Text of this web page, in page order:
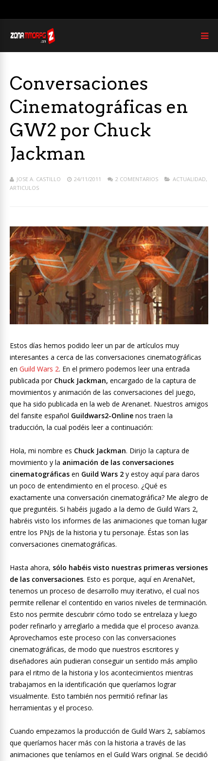
Conversaciones
Cinematográficas en
GW2 por Chuck
Jackman
JOSE A. CASTILLO 24/11/2011 2 COMENTARIOS ACTUALIDAD,
ARTICULOS
Estos días hemos podido leer un par de artículos muy
interesantes a cerca de las conversaciones cinematográficas
en Guild Wars 2. En el primero podemos leer una entrada
publicada por Chuck Jackman, encargado de la captura de
movimientos y animación de las conversaciones del juego,
que ha sido publicada en la web de Arenanet. Nuestros amigos
del fansite español Guildwars2-Online nos traen la
traducción, la cual podéis leer a continuación:
Hola, mi nombre es Chuck Jackman. Dirijo la captura de
movimiento y la animación de las conversaciones
cinematográficas en Guild Wars 2 y estoy aquí para daros
un poco de entendimiento en el proceso. ¿Qué es
exactamente una conversación cinematográfica? Me alegro de
que preguntéis. Si habéis jugado a la demo de Guild Wars 2,
habréis visto los informes de las animaciones que toman lugar
entre los PNJs de la historia y tu personaje. Éstas son las
conversaciones cinematográficas.
Hasta ahora, sólo habéis visto nuestras primeras versiones
de las conversaciones. Esto es porque, aquí en ArenaNet,
tenemos un proceso de desarrollo muy iterativo, el cual nos
permite rellenar el contentido en varios niveles de terminación.
Esto nos permite descubrir cómo todo se entrelaza y luego
poder refinarlo y arreglarlo a medida que el proceso avanza.
Aprovechamos este proceso con las conversaciones
cinematográficas, de modo que nuestros escritores y
diseñadores aún pudieran conseguir un sentido más amplio
para el ritmo de la historia y los acontecimientos mientras
trabajamos en la identificación que queríamos lograr
visualmente. Esto también nos permitió refinar las
herramientas y el proceso.
Cuando empezamos la producción de Guild Wars 2, sabíamos
que queríamos hacer más con la historia a través de las
animaciones que teníamos en el Guild Wars original. Se decidió